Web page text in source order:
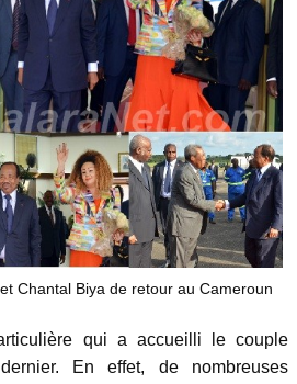
Chantal Biya de retour au Cameroun
qui a accueilli le couple
En effet, de nombreuses